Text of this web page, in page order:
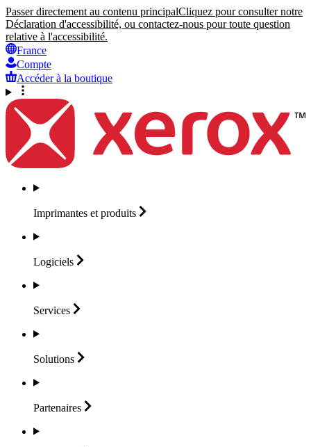
Passer directement au contenu principalCliquez pour consulter notre
Déclaration d'accessibilité, ou contactez-nous pour toute question
relative à l'accessibilité.
France
Compte
Accéder à la boutique
Imprimantes et produits
Logiciels
Services
Solutions
Partenaires